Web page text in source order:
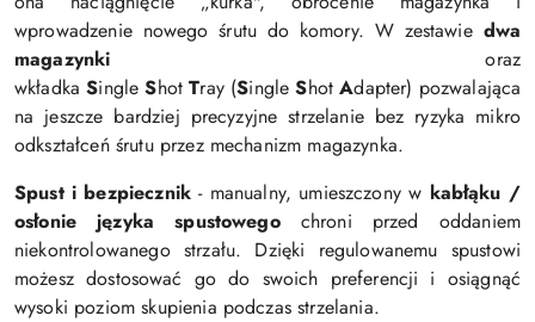
wprowadzenie nowego śrutu do komory. W zestawie dwa
magazynkioraz
wkładkaSingle Shot Tray (Single Shot Adapter) pozwalająca
na jeszcze bardziej precyzyjne strzelanie bez ryzyka mikro
odkształceń śrutu przez mechanizm magazynka.
Spust i bezpiecznik - manualny, umieszczony w kabłąku /
osłonie języka spustowegochroni przed oddaniem
niekontrolowanego strzału. Dzięki regulowanemu spustowi
możesz dostosować go do swoich preferencji i osiągnąć
wysoki poziom skupienia podczas strzelania.